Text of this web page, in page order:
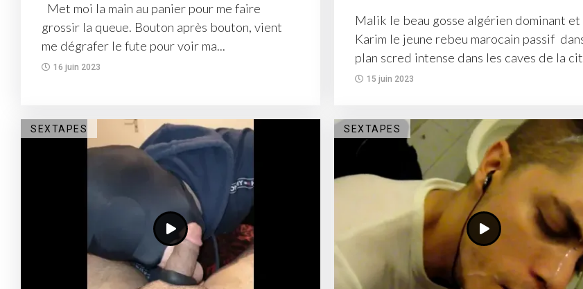
Met moi la main au panier pour me faire
grossir la queue. Bouton après bouton, vient
me dégrafer le fute pour voir ma...
16 juin 2023
Malik le beau gosse algérien dominant et
Karim le jeune rebeu marocain passif
plan scred intense dans les caves de la
Karim...
15 juin 2023
SEXTAPES SEXTAPES